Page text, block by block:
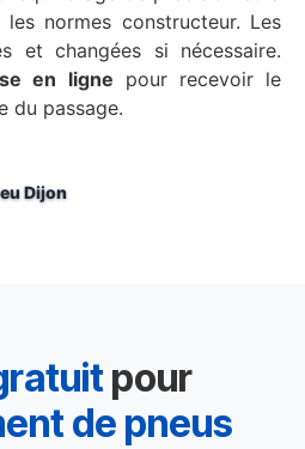
normes constructeur. Les
et changées si nécessaire.
en ligne pour recevoir le
du passage.
Dijon
pour
de pneus